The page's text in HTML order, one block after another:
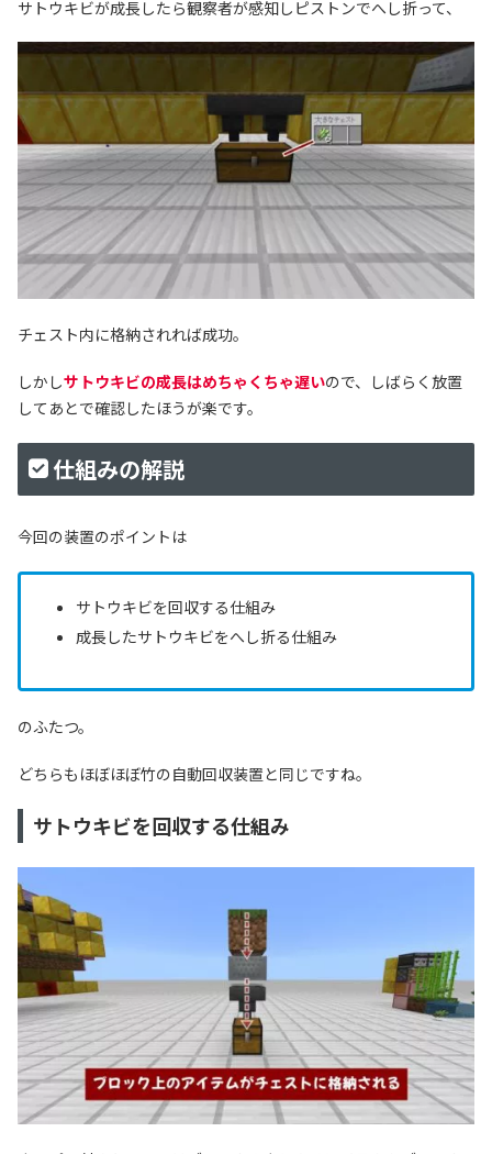
サトウキビが成長したら観察者が感知しピストンでへし折って、
チェスト内に格納されれば成功。
しかしサトウキビの成長はめちゃくちゃ遅いので、しばらく放置
してあとで確認したほうが楽です。
仕組みの解説
今回の装置のポイントは
サトウキビを回収する仕組み
成長したサトウキビをへし折る仕組み
のふたつ。
どちらもほぼほぼ竹の自動回収装置と同じですね。
サトウキビを回収する仕組み